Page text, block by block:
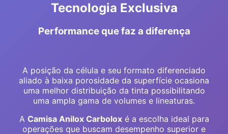
Tecnologia Exclusiva
Performance que faz a diferença
A posição da célula e seu formato diferenciado
aliado à baixa porosidade da superfície ocasiona
uma melhor distribuição da tinta possibilitando
uma ampla gama de volumes e lineaturas.
A Camisa Anilox Carboloxé a escolha ideal para
operações que buscam desempenho superior e